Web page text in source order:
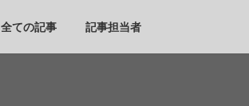
全ての記事 記事担当者